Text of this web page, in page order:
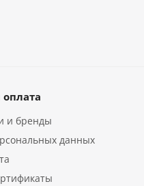
оплата
и бренды
данных